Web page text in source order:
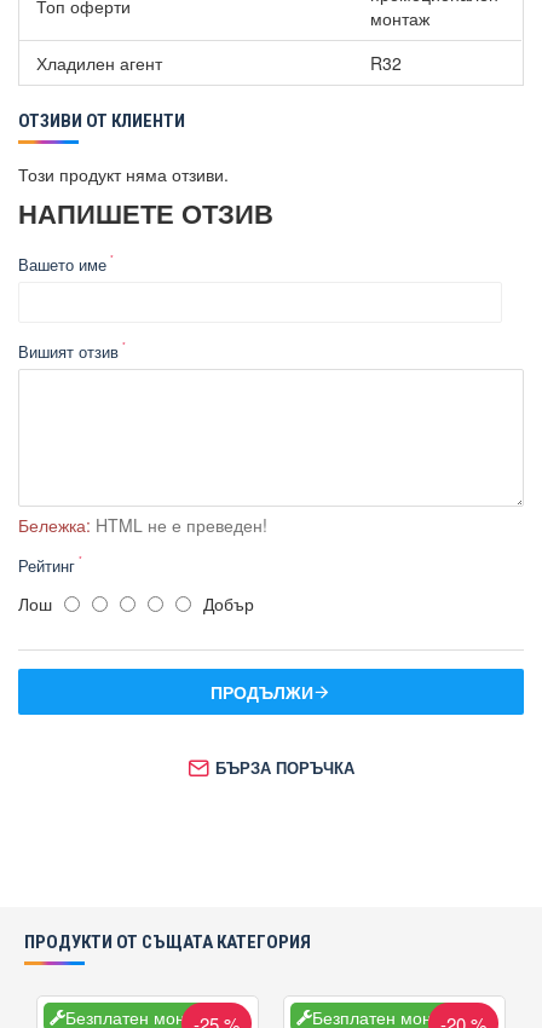
Топ оферти
монтаж
Хладилен агент
R32
ОТЗИВИ ОТ КЛИЕНТИ
Този продукт няма отзиви.
НАПИШЕТЕ ОТЗИВ
Вашето име
Вишият отзив
Бележка: HTML не е преведен!
Рейтинг
Лош Добър
ПРОДЪЛЖИ
БЪРЗА ПОРЪЧКА
ПРОДУКТИ ОТ СЪЩАТА КАТЕГОРИЯ
Безплатен монтаж Безплатен монтаж